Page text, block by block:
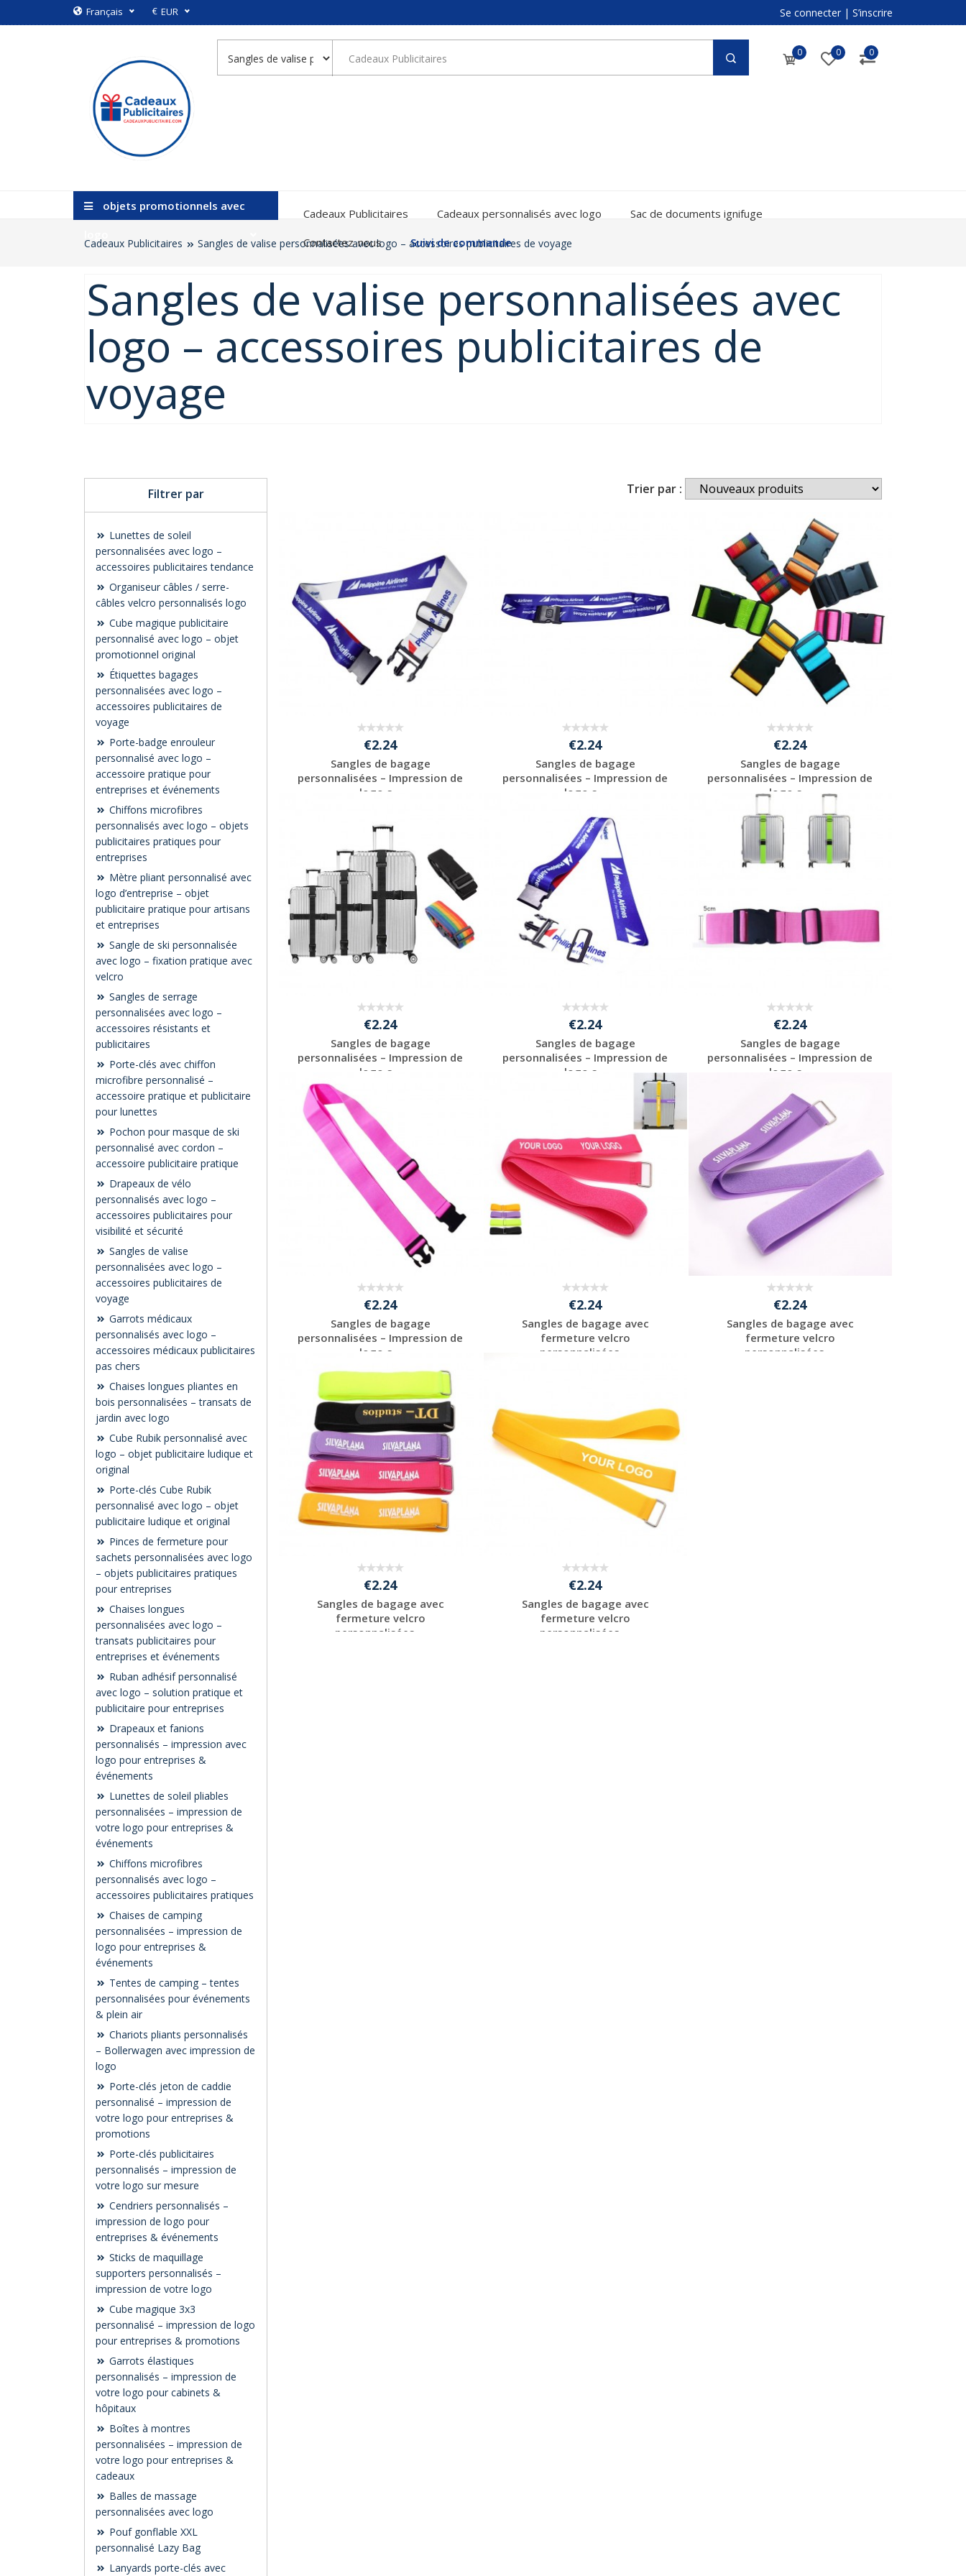
Français € EUR Se connecter | S’inscrire
0 0 0
objets promotionnels avec
Cadeaux Publicitaires Cadeaux personnalisés avec logo
Sac de documents ignifuge
Contactez-nous
Suivi de commande
Cadeaux Publicitaires Sangles de valise personnalisées avec logo – accessoires publicitaires de voyage
Sangles de valise personnalisées avec
logo – accessoires publicitaires de
voyage
Filtrer par
Lunettes de soleil
personnalisées avec logo –
accessoires publicitaires tendance
Organiseur câbles / serre-
câbles velcro personnalisés logo
Cube magique publicitaire
personnalisé avec logo – objet
promotionnel original
Étiquettes bagages
personnalisées avec logo –
accessoires publicitaires de
voyage
Porte-badge enrouleur
personnalisé avec logo –
accessoire pratique pour
entreprises et événements
Chiffons microfibres
personnalisés avec logo – objets
publicitaires pratiques pour
entreprises
Mètre pliant personnalisé avec
logo d’entreprise – objet
publicitaire pratique pour artisans
et entreprises
Sangle de ski personnalisée
avec logo – fixation pratique avec
velcro
Sangles de serrage
personnalisées avec logo –
accessoires résistants et
publicitaires
Porte-clés avec chiffon
microfibre personnalisé –
accessoire pratique et publicitaire
pour lunettes
Pochon pour masque de ski
personnalisé avec cordon –
accessoire publicitaire pratique
Drapeaux de vélo
personnalisés avec logo –
accessoires publicitaires pour
visibilité et sécurité
Sangles de valise
personnalisées avec logo –
accessoires publicitaires de
voyage
Garrots médicaux
personnalisés avec logo –
accessoires médicaux publicitaires
pas chers
Chaises longues pliantes en
bois personnalisées – transats de
jardin avec logo
Cube Rubik personnalisé avec
logo – objet publicitaire ludique et
original
Porte-clés Cube Rubik
personnalisé avec logo – objet
publicitaire ludique et original
Pinces de fermeture pour
sachets personnalisées avec logo
– objets publicitaires pratiques
pour entreprises
Chaises longues
personnalisées avec logo –
transats publicitaires pour
entreprises et événements
Ruban adhésif personnalisé
avec logo – solution pratique et
publicitaire pour entreprises
Drapeaux et fanions
personnalisés – impression avec
logo pour entreprises &
événements
Lunettes de soleil pliables
personnalisées – impression de
votre logo pour entreprises &
événements
Chiffons microfibres
personnalisés avec logo –
accessoires publicitaires pratiques
Chaises de camping
personnalisées – impression de
logo pour entreprises &
événements
Tentes de camping – tentes
personnalisées pour événements
& plein air
Chariots pliants personnalisés
– Bollerwagen avec impression de
logo
Porte-clés jeton de caddie
personnalisé – impression de
votre logo pour entreprises &
promotions
Porte-clés publicitaires
personnalisés – impression de
votre logo sur mesure
Cendriers personnalisés –
impression de logo pour
entreprises & événements
Sticks de maquillage
supporters personnalisés –
impression de votre logo
Cube magique 3x3
personnalisé – impression de logo
pour entreprises & promotions
Garrots élastiques
personnalisés – impression de
votre logo pour cabinets &
hôpitaux
Boîtes à montres
personnalisées – impression de
votre logo pour entreprises &
cadeaux
Balles de massage
personnalisées avec logo
Pouf gonflable XXL
personnalisé Lazy Bag
Lanyards porte-clés avec
Trier par :
€2.24
Sangles de bagage
personnalisées – Impression de
logo s...
votre logo
€2.24
Sangles de bagage
personnalisées – Impression de
logo s...
votre logo
€2.24
Sangles de bagage
personnalisées – Impression de
logo s...
votre logo
€2.24
Sangles de bagage
personnalisées – Impression de
logo s...
Personnaliser avec
votre logo
€2.24
Sangles de bagage
personnalisées – Impression de
logo s...
€2.24
Sangles de bagage
personnalisées – Impression de
logo s...
votre logo
€2.24
Sangles de bagage
personnalisées – Impression de
logo s...
Personnaliser avec
€2.24
Sangles de bagage avec
fermeture velcro
personnalisées ...
€2.24
Sangles de bagage avec
fermeture velcro
personnalisées ...
€2.24
Sangles de bagage avec
fermeture velcro
personnalisées ...
€2.24
Sangles de bagage avec
fermeture velcro
personnalisées ...